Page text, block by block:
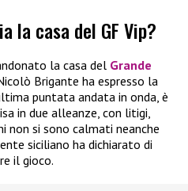
la casa del GF Vip?
la casa del Grande
Brigante ha espresso la
puntata andata in onda, è
in due alleanze, con litigi,
non si sono calmati neanche
siciliano ha dichiarato di
il gioco.